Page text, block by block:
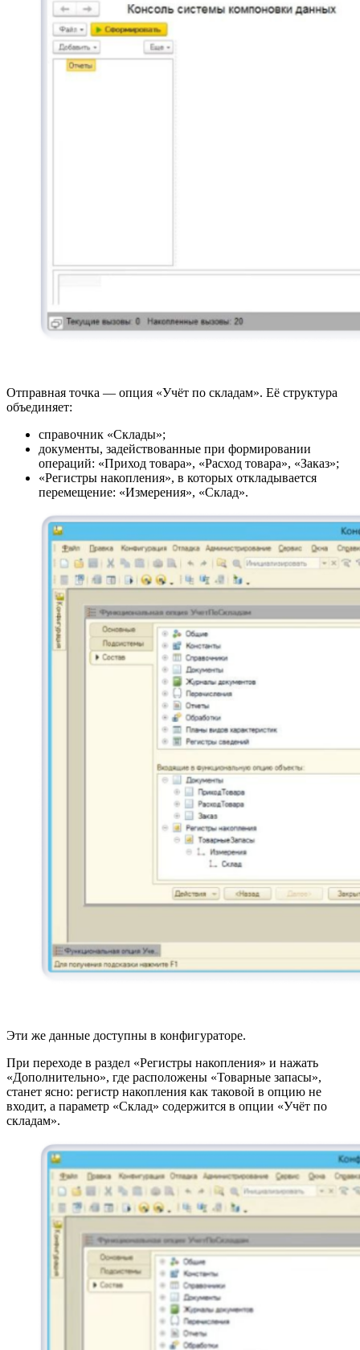
Отправная точка — опция «Учёт по складам». Её структура
объединяет:
справочник «Склады»;
документы, задействованные при формировании
операций: «Приход товара», «Расход товара», «Заказ»;
«Регистры накопления», в которых откладывается
перемещение: «Измерения», «Склад».
Эти же данные доступны в конфигураторе.
При переходе в раздел «Регистры накопления» и нажать
«Дополнительно», где расположены «Товарные запасы»,
станет ясно: регистр накопления как таковой в опцию не
входит, а параметр «Склад» содержится в опции «Учёт по
складам».